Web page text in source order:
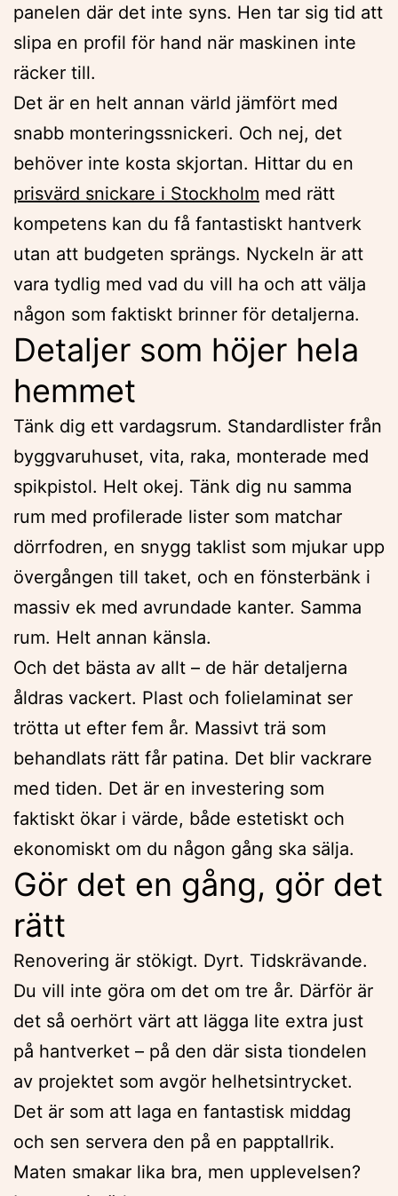
panelen där det inte syns. Hen tar sig tid att
slipa en profil för hand när maskinen inte
räcker till.
Det är en helt annan värld jämfört med
snabb monteringssnickeri. Och nej, det
behöver inte kosta skjortan. Hittar du en
prisvärd snickare i Stockholm med rätt
kompetens kan du få fantastiskt hantverk
utan att budgeten sprängs. Nyckeln är att
vara tydlig med vad du vill ha och att välja
någon som faktiskt brinner för detaljerna.
Detaljer som höjer hela
hemmet
Tänk dig ett vardagsrum. Standardlister från
byggvaruhuset, vita, raka, monterade med
spikpistol. Helt okej. Tänk dig nu samma
rum med profilerade lister som matchar
dörrfodren, en snygg taklist som mjukar upp
övergången till taket, och en fönsterbänk i
massiv ek med avrundade kanter. Samma
rum. Helt annan känsla.
Och det bästa av allt – de här detaljerna
åldras vackert. Plast och folielaminat ser
trötta ut efter fem år. Massivt trä som
behandlats rätt får patina. Det blir vackrare
med tiden. Det är en investering som
faktiskt ökar i värde, både estetiskt och
ekonomiskt om du någon gång ska sälja.
Gör det en gång, gör det
rätt
Renovering är stökigt. Dyrt. Tidskrävande.
Du vill inte göra om det om tre år. Därför är
det så oerhört värt att lägga lite extra just
på hantverket – på den där sista tiondelen
av projektet som avgör helhetsintrycket.
Det är som att laga en fantastisk middag
och sen servera den på en papptallrik.
Maten smakar lika bra, men upplevelsen?